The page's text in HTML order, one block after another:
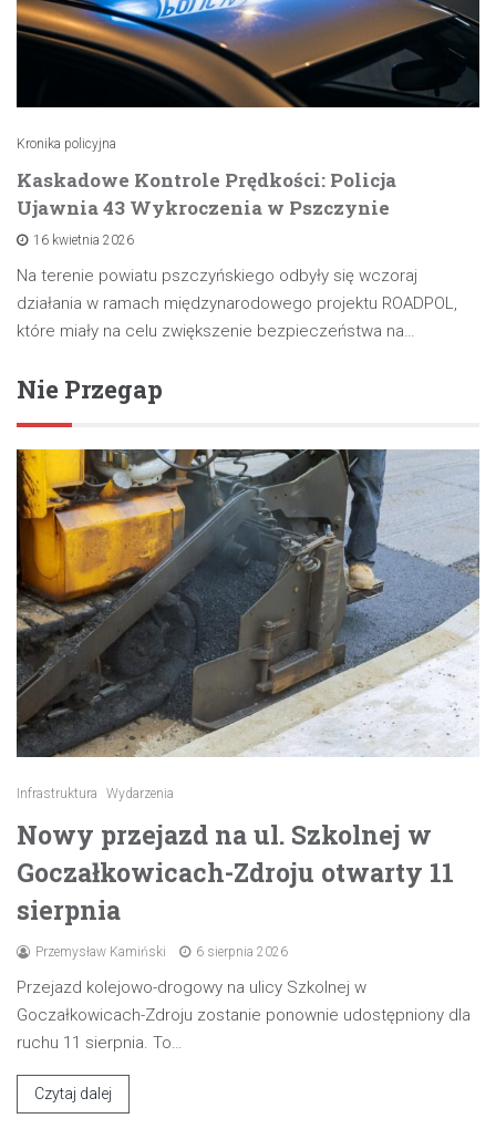
Kronika policyjna
Kaskadowe Kontrole Prędkości: Policja
Ujawnia 43 Wykroczenia w Pszczynie
16 kwietnia 2026
Na terenie powiatu pszczyńskiego odbyły się wczoraj
działania w ramach międzynarodowego projektu ROADPOL,
które miały na celu zwiększenie bezpieczeństwa na…
Nie Przegap
Infrastruktura Wydarzenia
Nowy przejazd na ul. Szkolnej w
Goczałkowicach-Zdroju otwarty 11
sierpnia
Przemysław Kamiński 6 sierpnia 2026
Przejazd kolejowo-drogowy na ulicy Szkolnej w
Goczałkowicach-Zdroju zostanie ponownie udostępniony dla
ruchu 11 sierpnia. To…
Czytaj dalej